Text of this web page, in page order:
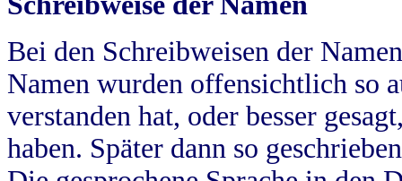
Bei den Schreibweisen der
Namen wurden offensichtlich so
verstanden hat, oder besser
haben. Später dann so